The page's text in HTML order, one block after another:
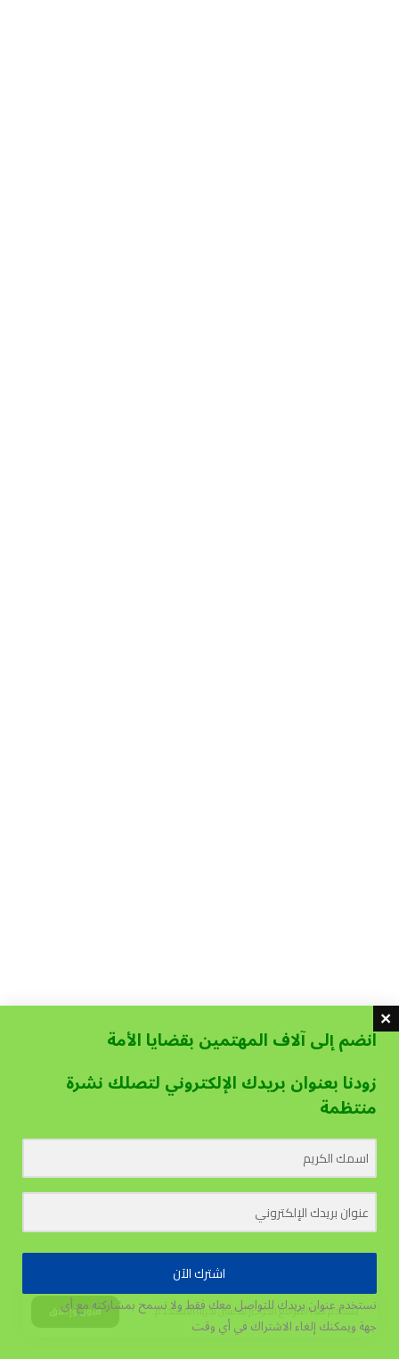
يستخدم هذا الموقع الكوكيز لتحسين تجربة المستخدم. قبول وإغلاق
انضم إلى آلاف المهتمين بقضايا الأمة
زودنا بعنوان بريدك الإلكتروني لتصلك نشرة
منتظمة
اشترك الآن
نستخدم عنوان بريدك للتواصل معك فقط ولا نسمح بمشاركته مع أي
جهةويمكنك إلغاء الاشتراك في أي وقت